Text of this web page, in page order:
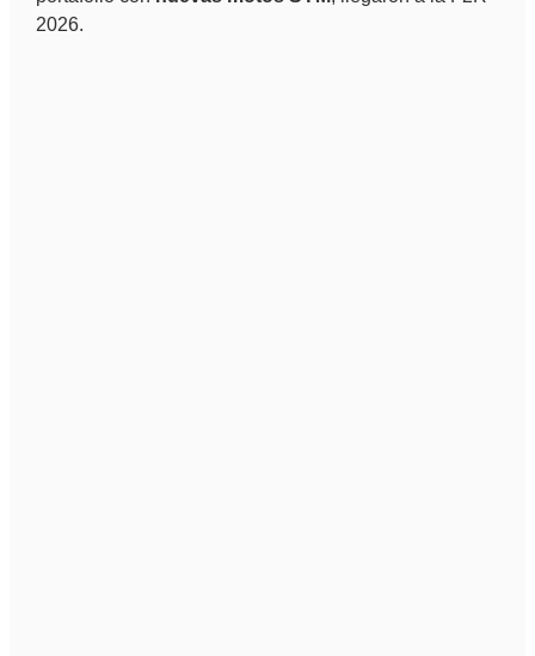
2026.